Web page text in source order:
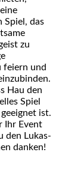
Spiel, das
zu
feiern und
Hau den
Spiel
ist.
Ihr Event
den Lukas-
danken!